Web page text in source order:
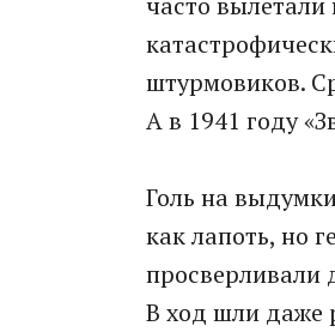
штурмовиков.
А в 1941 году
Голь на
как лапоть, но
просверливали
В ход шли даже